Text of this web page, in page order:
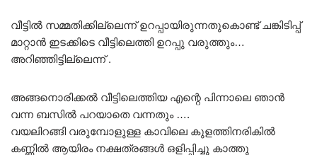
വീട്ടിൽ സമ്മതിക്കില്ലെന്ന് ഉറപ്പായിരുന്നതുകൊണ്ട് ചങ്കിടിപ്പ്
മാറ്റാൻ ഇടക്കിടെ വീട്ടിലെത്തി ഉറപ്പു വരുത്തും…
അറിഞ്ഞിട്ടില്ലെന്ന് .
അങ്ങനൊരിക്കൽ വീട്ടിലെത്തിയ എന്റെ പിന്നാലെ ഞാൻ
വന്ന ബസിൽ പറയാതെ വന്നതും ….
വയലിറങ്ങി വരുമ്പോളുള്ള കാവിലെ കുളത്തിനരികിൽ
കണ്ണിൽ ആയിരം നക്ഷത്രങ്ങൾ ഒളിപ്പിച്ചു കാത്തു